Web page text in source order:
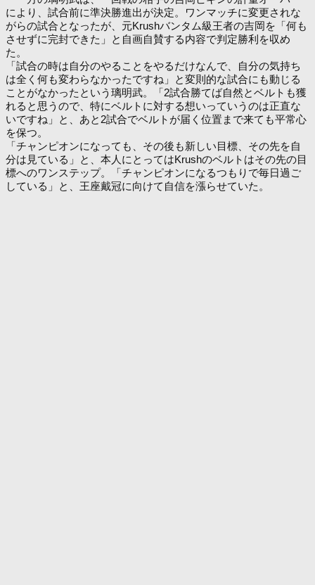
により、試合前に準決勝進出が決定。ワンマッチに変更されな
がらの試合となったが、元Krushバンタム級王者の吉岡を「何も
させずに完封できた」と自画自賛する内容で判定勝利を収め
た。
「試合の時は自分のやることをやるだけなんで、自分の気持ち
は全く何も変わらなかったですね」と変則的な試合にも動じる
ことがなかったという璃明武。「2試合勝てば自然とベルトも獲
れると思うので、特にベルトに対する想いっていうのは正直な
いですね」と、あと2試合でベルトが届く位置まで来ても平常心
を保つ。
「チャンピオンになっても、その後も新しい目標、その先を自
分は見ている」と、本人にとってはKrushのベルトはその先の目
標へのワンステップ。「チャンピオンになるつもりで毎日過ご
している」と、王座戴冠に向けて自信を漲らせていた。